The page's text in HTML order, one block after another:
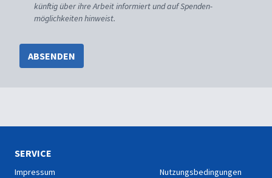
künftig über ihre Arbeit informiert und auf Spenden-
möglichkeiten hinweist.
ABSENDEN
SERVICE
Impressum
Nutzungsbedingungen